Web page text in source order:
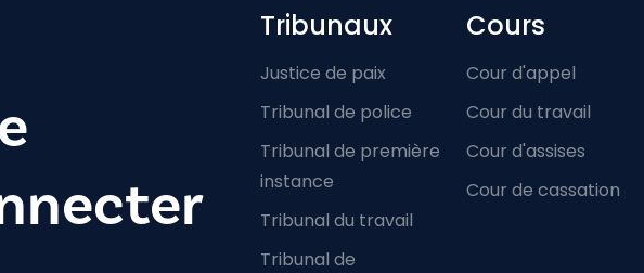
Footer-menu
Tribunaux
Justice de paix
Tribunal de police
Tribunal de première
instance
Tribunal du travail
Tribunal de
Cours
Cour d'appel
Cour du travail
Cour d'assises
Cour de cassation